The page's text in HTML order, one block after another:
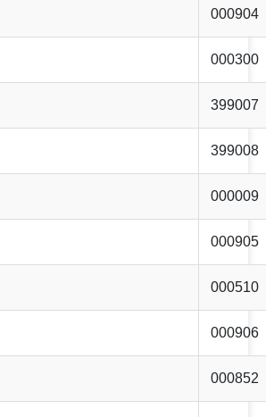
000904
000300
399007
399008
000009
000905
000510
000906
000852